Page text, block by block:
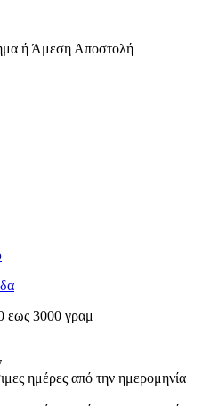
ή Άμεση Αποστολή
εως 3000 γραμ
ημέρες από την ημερομηνία